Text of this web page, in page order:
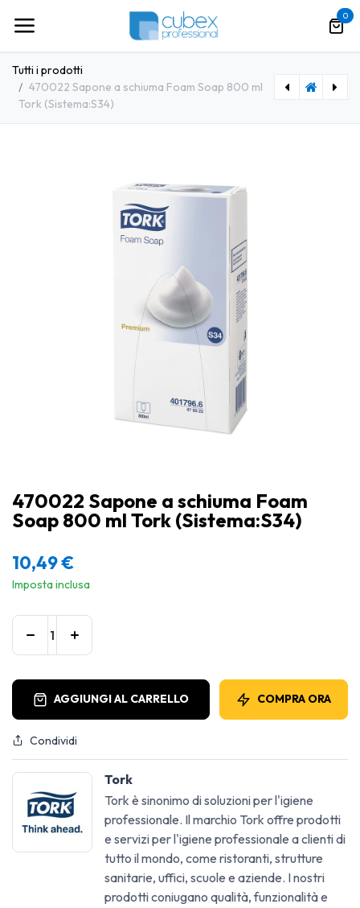
0
Tutti i prodotti
470022 Sapone a schiuma Foam Soap 800 ml
Tork (Sistema:S34)
470022 Sapone a schiuma Foam
Soap 800 ml Tork (Sistema:S34)
10,49€
Imposta inclusa
AGGIUNGI AL CARRELLO COMPRA ORA
Condividi
Tork
Tork è sinonimo di soluzioni per l'igiene
professionale. Il marchio Tork offre prodotti
e servizi per l'igiene professionale a clienti di
tutto il mondo, come ristoranti, strutture
sanitarie, uffici, scuole e aziende. I nostri
prodotti coniugano qualità, funzionalità e